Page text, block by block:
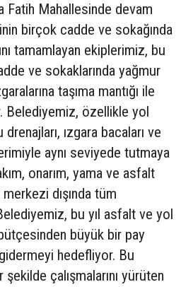
Fatih Mahallesinde devam
birçok cadde ve sokağında
tamamlayan ekiplerimiz, bu
ve sokaklarında yağmur
taşıma mantığı ile
Belediyemiz, özellikle yol
ızgara bacaları ve
aynı seviyede tutmaya
onarım, yama ve asfalt
dışında tüm
bu yıl asfalt ve yol
büyük bir pay
hedefliyor. Bu
çalışmalarını yürüten